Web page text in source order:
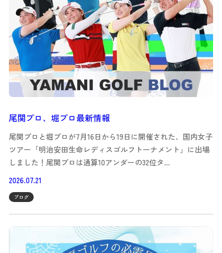
尾関プロ、堀プロ最新情報
尾関プロと堀プロが7月16日から19日に開催された、国内女子
ツアー「明治安田生命レディスゴルフトーナメント」に出場
しました！尾関プロは通算10アンダーの32位タ…
2026.07.21
ブログ